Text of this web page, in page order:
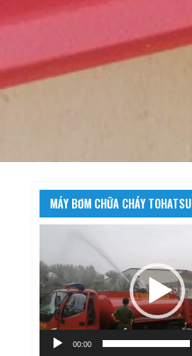
MÁY BƠM CHỮA CHÁY TOHATSU
Video
00:00